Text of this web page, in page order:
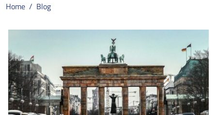
Home Blog